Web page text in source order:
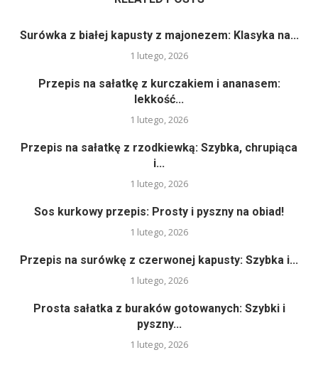
Surówka z białej kapusty z majonezem: Klasyka na...
1 lutego, 2026
Przepis na sałatkę z kurczakiem i ananasem:
lekkość...
1 lutego, 2026
Przepis na sałatkę z rzodkiewką: Szybka, chrupiąca
i...
1 lutego, 2026
Sos kurkowy przepis: Prosty i pyszny na obiad!
1 lutego, 2026
Przepis na surówkę z czerwonej kapusty: Szybka i...
1 lutego, 2026
Prosta sałatka z buraków gotowanych: Szybki i
pyszny...
1 lutego, 2026